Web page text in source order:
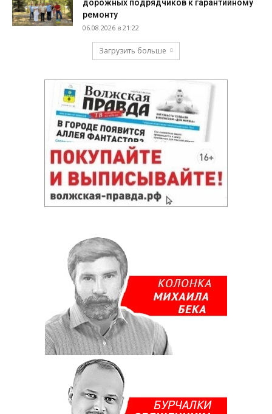
дорожных подрядчиков к гарантийному
ремонту
06.08.2026 в 21:22
Загрузить больше